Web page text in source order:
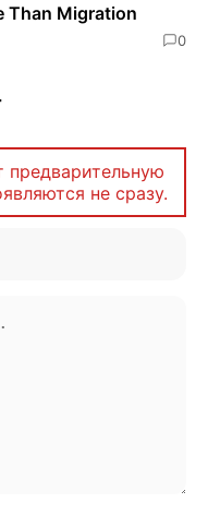
Than Migration
0
предварительную
не сразу.